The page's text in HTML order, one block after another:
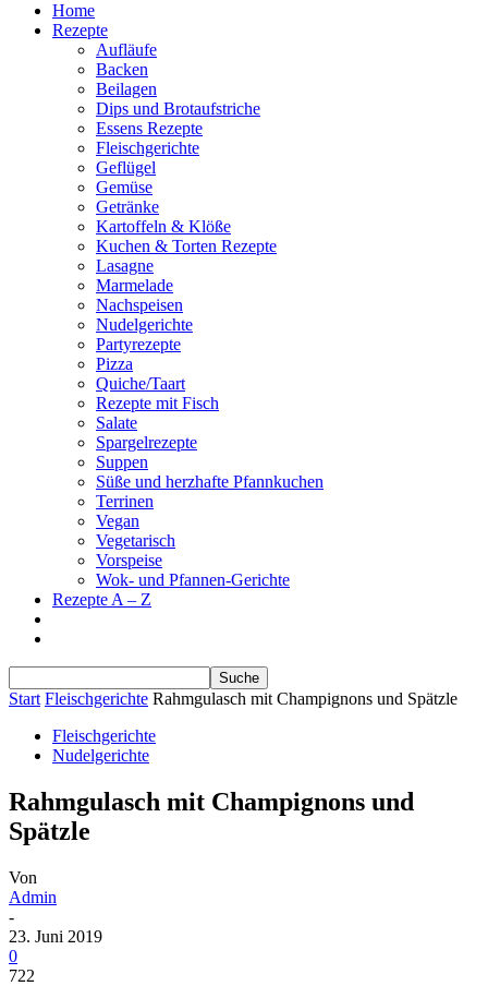
Home
Rezepte
Aufläufe
Backen
Beilagen
Dips und Brotaufstriche
Essens Rezepte
Fleischgerichte
Geflügel
Gemüse
Getränke
Kartoffeln & Klöße
Kuchen & Torten Rezepte
Lasagne
Marmelade
Nachspeisen
Nudelgerichte
Partyrezepte
Pizza
Quiche/Taart
Rezepte mit Fisch
Salate
Spargelrezepte
Suppen
Süße und herzhafte Pfannkuchen
Terrinen
Vegan
Vegetarisch
Vorspeise
Wok- und Pfannen-Gerichte
Rezepte A – Z
Start Fleischgerichte Rahmgulasch mit Champignons und Spätzle
Fleischgerichte
Nudelgerichte
Rahmgulasch mit Champignons und
Spätzle
Von
Admin
-
23. Juni 2019
0
722